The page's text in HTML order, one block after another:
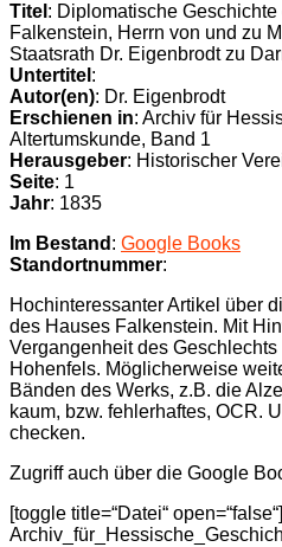
Titel : Diplomatische
Falkenstein, Herrn von und zu
Staatsrath Dr. Eigenbrodt zu
Untertitel :
Autor(en): Dr. Eigenbrodt
Erschienen in: Archiv für
Altertumskunde, Band 1
Herausgeber: Historischer
Seite: 1
Jahr: 1835
Im Bestand : Google Books
Standortnummer:
Hochinteressanter Artikel über
des Hauses Falkenstein. Mit
Vergangenheit des
Hohenfels. Möglicherweise
Bänden des Werks, z.B. die
kaum, bzw. fehlerhaftes, OCR.
checken.
Zugriff auch über die Google
[toggle title=“Datei“ open=“false“]